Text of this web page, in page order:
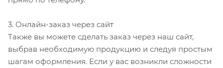
3. Онлайн-заказ через сайт
Также вы можете сделать заказ через наш сайт,
выбрав необходимую продукцию и следуя простым
шагам оформления. Если у вас возникли сложности